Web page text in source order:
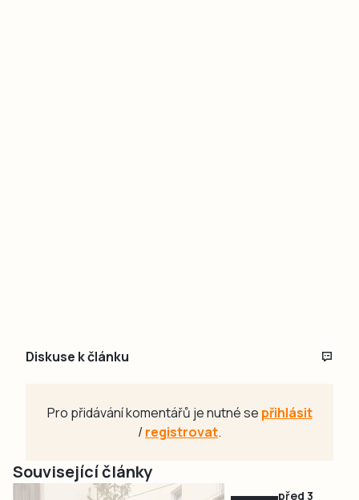
Diskuse k článku
Pro přidávání komentářů je nutné se přihlásit
/registrovat.
Související články
před 3